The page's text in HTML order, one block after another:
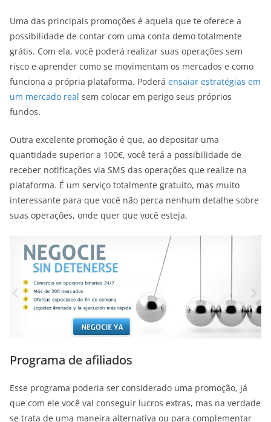
Uma das principais promoções é aquela que te oferece a
possibilidade de contar com uma conta demo totalmente
grátis. Com ela, você poderá realizar suas operações sem
risco e aprender como se movimentam os mercados e como
funciona a própria plataforma. Poderá ensaiar estratégias em
um mercado real sem colocar em perigo seus próprios
fundos.
Outra excelente promoção é que, ao depositar uma
quantidade superior a 100€, você terá a possibilidade de
receber notificações via SMS das operações que realize na
plataforma. É um serviço totalmente gratuito, mas muito
interessante para que você não perca nenhum detalhe sobre
suas operações, onde quer que você esteja.
Programa de afiliados
Esse programa poderia ser considerado uma promoção, já
que com ele você vai conseguir lucros extras, mas na verdade
se trata de uma maneira alternativa ou para complementar